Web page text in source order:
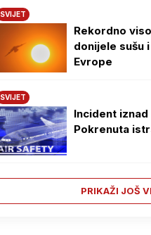
SVIJET
Rekordno
donijele sušu
Evrope
SVIJET
Incident iznad
Pokrenuta
PRIKAŽI JOŠ